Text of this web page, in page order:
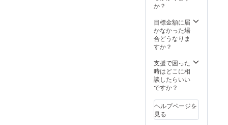
か？
目標金額に届
かなかった場
合どうなりま
すか？
支援で困った
時はどこに相
談したらいい
ですか？
ヘルプページを
見る